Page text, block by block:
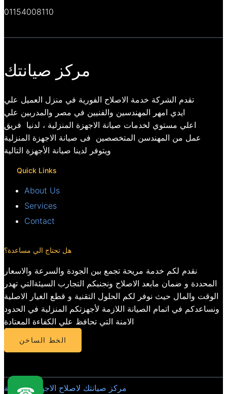
01154008110
مركز صيانتك
تقدم الشركة خدمة الاصلاح الفورية في منزل العميل علي
ايدي امهر المهندسين والفنيين في مصر والمدربين علي
اعلي مستوي لخدمات صيانة الاجهزة المنزلية ، لدنيا فريق
عمل من المهندسن المتخصصين فى صيانة الاجهزة المنزلية
ويتوفر لدينا صيانة الأجهزة التالية
Quick Links
About Us
Services
Contact
هل تحتاج الي مساعدة؟
نقدم لكم خدمة مريحة تجمع بين الجودة والسرعة والاسعار
المحددة و ضمان مابعد الاصلاح ونجنبكم التجارب السيئةالتي تهدر
الوقت والمال حيث نوفر لكم الحلول التقنية و قطع الغيار الاصلية
ونساعدكم في اتمام الصيانة اللازمة لأجهزتكم المنزلية في الحدود
الامنة التي تحافظ علي الكفاءة المعتادة
الخط الساخن
مركز صيانتك لاصلاح الاجهزة المنزلية